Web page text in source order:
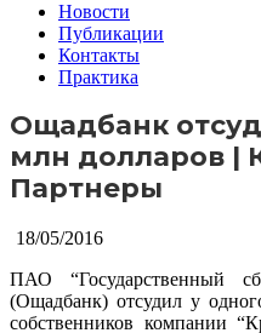
Новости
Публикации
Контакты
Практика
Ощадбанк
млн долларов |
Партнеры
18/05/2016
ПАО “Государственный
(Ощадбанк) отсудил у
собственников компании